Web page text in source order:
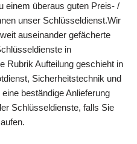
einem überaus guten Preis- /
unser Schlüsseldienst.Wir
auseinander gefächerte
in
Rubrik Aufteilung geschieht in
Sicherheitstechnik und
beständige Anlieferung
Schlüsseldienste, falls Sie